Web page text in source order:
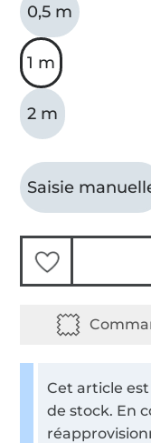
0,5 m
1 m
2 m
Saisie
Cet article
de stock. En